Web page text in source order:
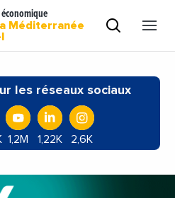
Méditerranée
les réseaux sociaux
1,2M 1,22K 2,6K